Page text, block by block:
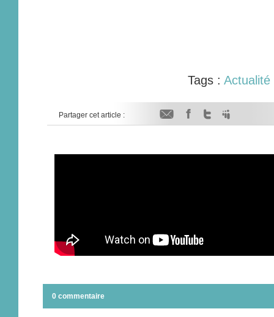
Tags : Actualité
Partager cet article :
0 commentaire